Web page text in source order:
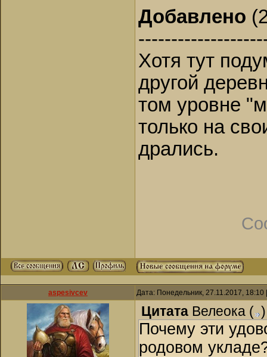
Добавлено
Хотя тут
другой
том уровне
только на
дрались.
aspesivcev Дата: Понедельник, 27.11.2017,
Цитата Велеока ( )
Почему эти
родовом